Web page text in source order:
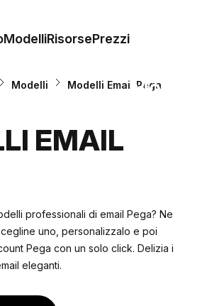
ModelliRisorsePrezzi
Modelli
Modelli Modelli Email Pega
EMAIL
professionali di email Pega? Ne
uno, personalizzalo e poi
Pega con un solo click. Delizia i
eleganti.